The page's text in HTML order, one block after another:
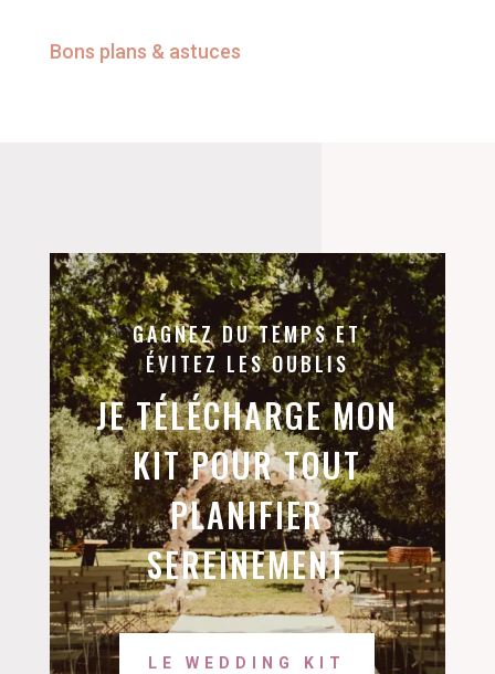
Bons plans & astuces
GAGNEZ DU TEMPS ET
ÉVITEZ LES OUBLIS
JE TÉLÉCHARGE MON
KIT POUR TOUT
PLANIFIER
SEREINEMENT
LE WEDDING KIT